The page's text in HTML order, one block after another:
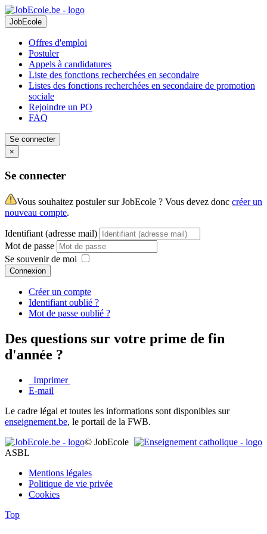
JobEcole
Offres d'emploi
Postuler
Appels à candidatures
Liste des fonctions recherchées en secondaire
Listes des fonctions recherchées en secondaire de promotion
sociale
Rejoindre un PO
FAQ
Se connecter
×
Se connecter
Vous souhaitez postuler sur JobEcole ? Vous devez donc créer un
nouveau compte.
Identifiant (adresse mail)
Mot de passe
Se souvenir de moi
Connexion
Créer un compte
Identifiant oublié ?
Mot de passe oublié ?
Des questions sur votre prime de fin
d'année ?
Imprimer
E-mail
Le cadre légal et toutes les informations sont disponibles sur
enseignement.be, le portail de la FWB.
© JobEcole
ASBL
Mentions légales
Politique de vie privée
Cookies
Top